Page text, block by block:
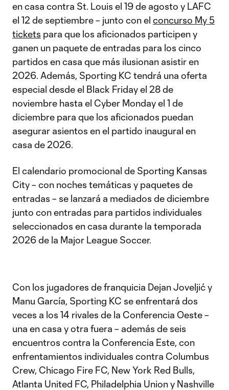
en casa contra St. Louis el 19 de agosto y LAFC
el 12 de septiembre – junto con el concurso My 5
tickets para que los aficionados participen y
ganen un paquete de entradas para los cinco
partidos en casa que más ilusionan asistir en
2026. Además, Sporting KC tendrá una oferta
especial desde el Black Friday el 28 de
noviembre hasta el Cyber Monday el 1 de
diciembre para que los aficionados puedan
asegurar asientos en el partido inaugural en
casa de 2026.
El calendario promocional de Sporting Kansas
City – con noches temáticas y paquetes de
entradas – se lanzará a mediados de diciembre
junto con entradas para partidos individuales
seleccionados en casa durante la temporada
2026 de la Major League Soccer.
Con los jugadores de franquicia Dejan Joveljić y
Manu García, Sporting KC se enfrentará dos
veces a los 14 rivales de la Conferencia Oeste –
una en casa y otra fuera – además de seis
encuentros contra la Conferencia Este, con
enfrentamientos individuales contra Columbus
Crew, Chicago Fire FC, New York Red Bulls,
Atlanta United FC, Philadelphia Union y Nashville